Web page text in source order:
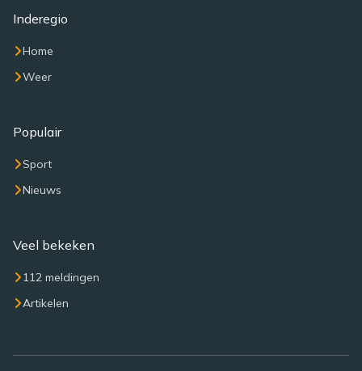
Inderegio
Home
Weer
Populair
Sport
Nieuws
Veel bekeken
112 meldingen
Artikelen